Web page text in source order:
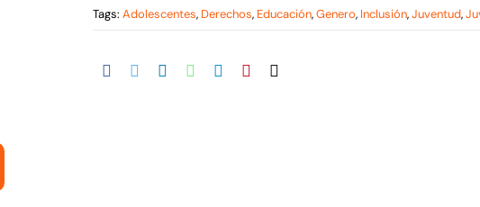
Tags: Adolescentes, Derechos, Educación,Genero, Inclusión,Juventud,